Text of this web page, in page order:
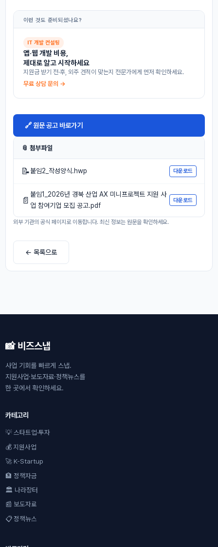
이런 것도 준비되셨나요?
IT 개발 컨설팅
앱·웹 개발 비용,
제대로 알고 시작하세요
지원금 받기 전·후, 외주 견적이 맞는지 전문가에게 먼저 확인하세요.
무료 상담 문의 →
🔗 원문 공고 바로가기
📎 첨부파일
📝붙임2_작성양식.hwp 다운로드
📄
붙임1_2026년 경북 산업 AX 미니프로젝트 지원 사
업 참여기업 모집 공고.pdf
다운로드
외부 기관의 공식 페이지로 이동합니다. 최신 정보는 원문을 확인하세요.
← 목록으로
📸 비즈스냅
사업 기회를 빠르게 스냅.
지원사업·보도자료·정책뉴스를
한 곳에서 확인하세요.
카테고리
💡 스타트업·투자
💰 지원사업
🚀 K-Startup
🏦 정책자금
🏛 나라장터
📰 보도자료
📋 정책뉴스